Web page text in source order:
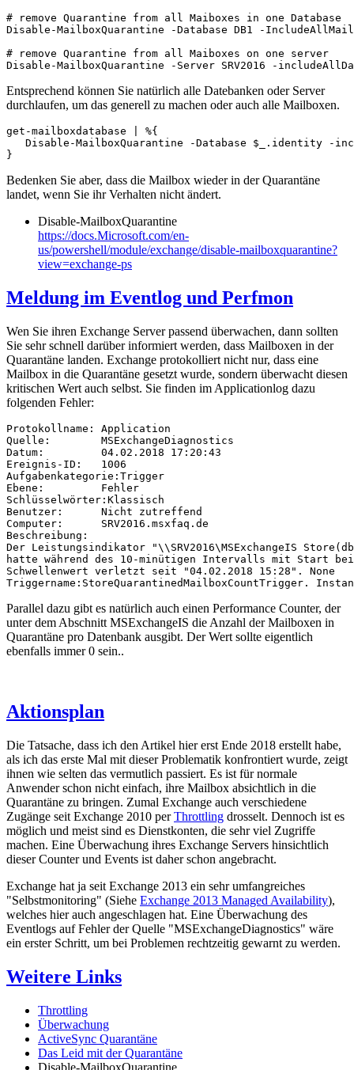
# remove Quarantine from all Maiboxes in one Database
Disable-MailboxQuarantine -Database DB1 -
# remove Quarantine from all Maiboxes on one server
Disable-MailboxQuarantine -Server SRV2016 -
Entsprechend können Sie natürlich alle Datebanken oder Server
durchlaufen, um das generell zu machen oder auch alle Mailboxen.
get-mailboxdatabase | %{
Disable-MailboxQuarantine -Database $_.identity -
}
Bedenken Sie aber, dass die Mailbox wieder in der Quarantäne
landet, wenn Sie ihr Verhalten nicht ändert.
Disable-MailboxQuarantine
https://docs.Microsoft.com/en-
us/powershell/module/exchange/disable-mailboxquarantine?
view=exchange-ps
Meldung im Eventlog und Perfmon
Wen Sie ihren Exchange Server passend überwachen, dann sollten
Sie sehr schnell darüber informiert werden, dass Mailboxen in der
Quarantäne landen. Exchange protokolliert nicht nur, dass eine
Mailbox in die Quarantäne gesetzt wurde, sondern überwacht diesen
kritischen Wert auch selbst. Sie finden im Applicationlog dazu
folgenden Fehler:
Protokollname: Application
Quelle:        MSExchangeDiagnostics
Datum:         04.02.2018 17:20:43
Ereignis-ID:   1006
Aufgabenkategorie:Trigger
Ebene:         Fehler
Schlüsselwörter:Klassisch
Benutzer:      Nicht zutreffend
Computer:      SRV2016.msxfaq.de
Beschreibung:
Der Leistungsindikator "\\SRV2016\MSExchangeIS
hatte während des 10-minütigen Intervalls mit Start
Schwellenwert verletzt seit "04.02.2018 15:28". None
Triggername:StoreQuarantinedMailboxCountTrigger.
Parallel dazu gibt es natürlich auch einen Performance Counter, der
unter dem Abschnitt MSExchangeIS die Anzahl der Mailboxen in
Quarantäne pro Datenbank ausgibt. Der Wert sollte eigentlich
ebenfalls immer 0 sein..
Aktionsplan
Die Tatsache, dass ich den Artikel hier erst Ende 2018 erstellt habe,
als ich das erste Mal mit dieser Problematik konfrontiert wurde, zeigt
ihnen wie selten das vermutlich passiert. Es ist für normale
Anwender schon nicht einfach, ihre Mailbox absichtlich in die
Quarantäne zu bringen. Zumal Exchange auch verschiedene
Zugänge seit Exchange 2010 perThrottling drosselt. Dennoch ist es
möglich und meist sind es Dienstkonten, die sehr viel Zugriffe
machen. Eine Überwachung ihres Exchange Servers hinsichtlich
dieser Counter und Events ist daher schon angebracht.
Exchange hat ja seit Exchange 2013 ein sehr umfangreiches
"Selbstmonitoring" (Siehe Exchange 2013 Managed Availability),
welches hier auch angeschlagen hat. Eine Überwachung des
Eventlogs auf Fehler der Quelle "MSExchangeDiagnostics" wäre
ein erster Schritt, um bei Problemen rechtzeitig gewarnt zu werden.
Weitere Links
Throttling
Überwachung
ActiveSync Quarantäne
Das Leid mit der Quarantäne
Disable-MailboxQuarantine